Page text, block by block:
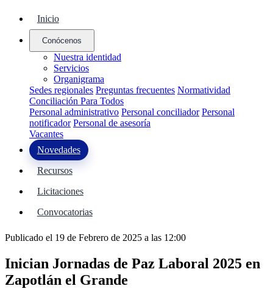
Inicio
Conócenos
Nuestra identidad
Servicios
Organigrama
Sedes regionales Preguntas frecuentes Normatividad
Conciliación Para Todos
Personal administrativo Personal conciliador Personal
notificador Personal de asesoría
Vacantes
Novedades
Recursos
Licitaciones
Convocatorias
Publicado el 19 de Febrero de 2025 a las 12:00
Inician Jornadas de Paz Laboral 2025 en
Zapotlán el Grande